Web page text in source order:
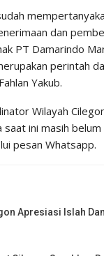
dan
PT Damarindo
perintah
Yakub.
Wilayah
saat ini masih
pesan Whatsapp.
Apresiasi Islah